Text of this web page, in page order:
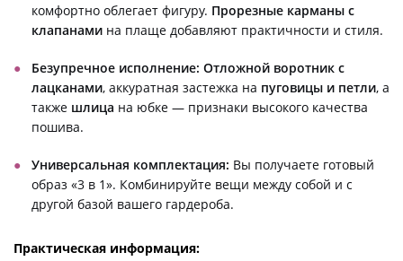
комфортно облегает фигуру. Прорезные карманы с
клапанами на плаще добавляют практичности и стиля.
Безупречное исполнение: Отложной воротник с
лацканами, аккуратная застежка на пуговицы и петли, а
также шлица на юбке — признаки высокого качества
пошива.
Универсальная комплектация: Вы получаете готовый
образ «3 в 1». Комбинируйте вещи между собой и с
другой базой вашего гардероба.
Практическая информация: